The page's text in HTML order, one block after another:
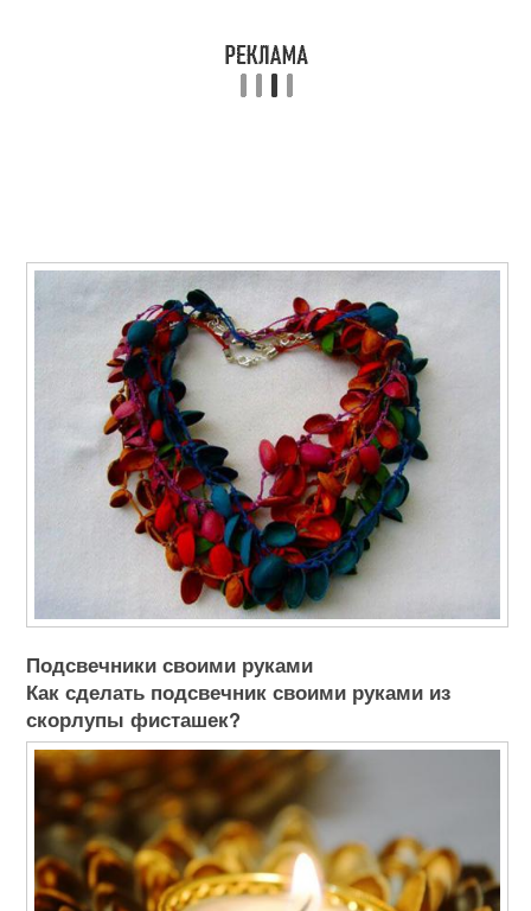
Подсвечники своими руками
Как сделать подсвечник своими руками из
скорлупы фисташек?